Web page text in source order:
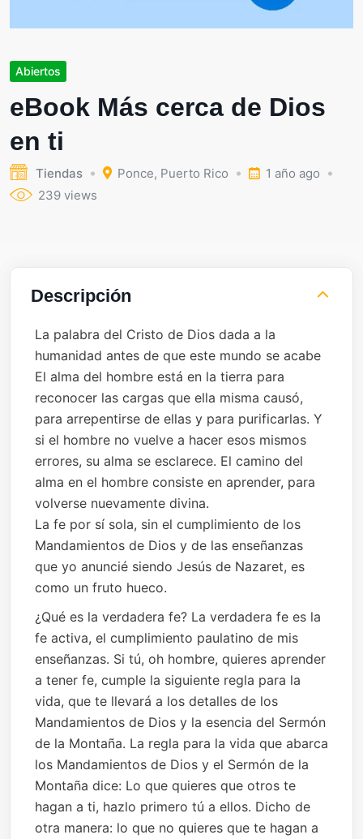
Abiertos
eBook Más cerca de Dios
en ti
Tiendas Ponce, Puerto Rico
1 año ago
239 views
Descripción
La palabra del Cristo de Dios dada a la
humanidad antes de que este mundo se acabe
El alma del hombre está en la tierra para
reconocer las cargas que ella misma causó,
para arrepentirse de ellas y para purificarlas. Y
si el hombre no vuelve a hacer esos mismos
errores, su alma se esclarece. El camino del
alma en el hombre consiste en aprender, para
volverse nuevamente divina.
La fe por sí sola, sin el cumplimiento de los
Mandamientos de Dios y de las enseñanzas
que yo anuncié siendo Jesús de Nazaret, es
como un fruto hueco.
¿Qué es la verdadera fe? La verdadera fe es la
fe activa, el cumplimiento paulatino de mis
enseñanzas. Si tú, oh hombre, quieres aprender
a tener fe, cumple la siguiente regla para la
vida, que te llevará a los detalles de los
Mandamientos de Dios y la esencia del Sermón
de la Montaña. La regla para la vida que abarca
los Mandamientos de Dios y el Sermón de la
Montaña dice: Lo que quieres que otros te
hagan a ti, hazlo primero tú a ellos. Dicho de
otra manera: lo que no quieres que te hagan a